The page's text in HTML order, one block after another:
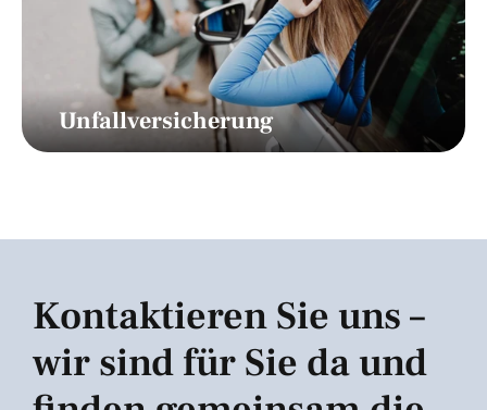
Unfallversicherung
Kontaktieren Sie uns –
wir sind für Sie da und